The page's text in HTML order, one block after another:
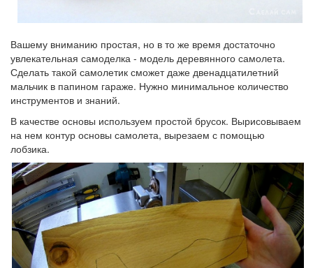
Вашему вниманию простая, но в то же время достаточно
увлекательная самоделка - модель деревянного самолета.
Сделать такой самолетик сможет даже двенадцатилетний
мальчик в папином гараже. Нужно минимальное количество
инструментов и знаний.
В качестве основы используем простой брусок. Вырисовываем
на нем контур основы самолета, вырезаем с помощью
лобзика.